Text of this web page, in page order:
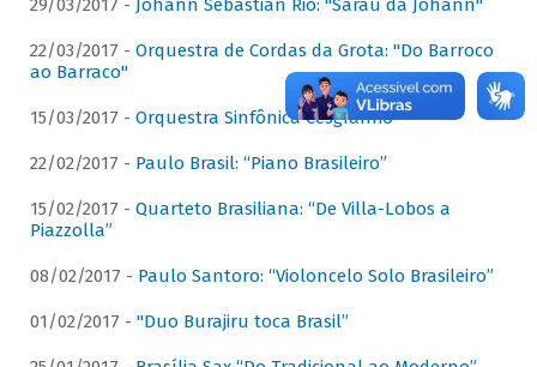
29/03/2017 - Johann Sebastian Rio: "Sarau da Johann"
22/03/2017 - Orquestra de Cordas da Grota: "Do Barroco
ao Barraco"
15/03/2017 - Orquestra Sinfônica Cesgranrio
22/02/2017 - Paulo Brasil: “Piano Brasileiro”
15/02/2017 - Quarteto Brasiliana: “De Villa-Lobos a
Piazzolla”
08/02/2017 - Paulo Santoro: “Violoncelo Solo Brasileiro”
01/02/2017 - "Duo Burajiru toca Brasil”